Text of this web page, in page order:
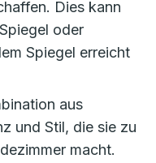
Dies kann
oder
Spiegel erreicht
aus
und Stil, die sie zu
macht.